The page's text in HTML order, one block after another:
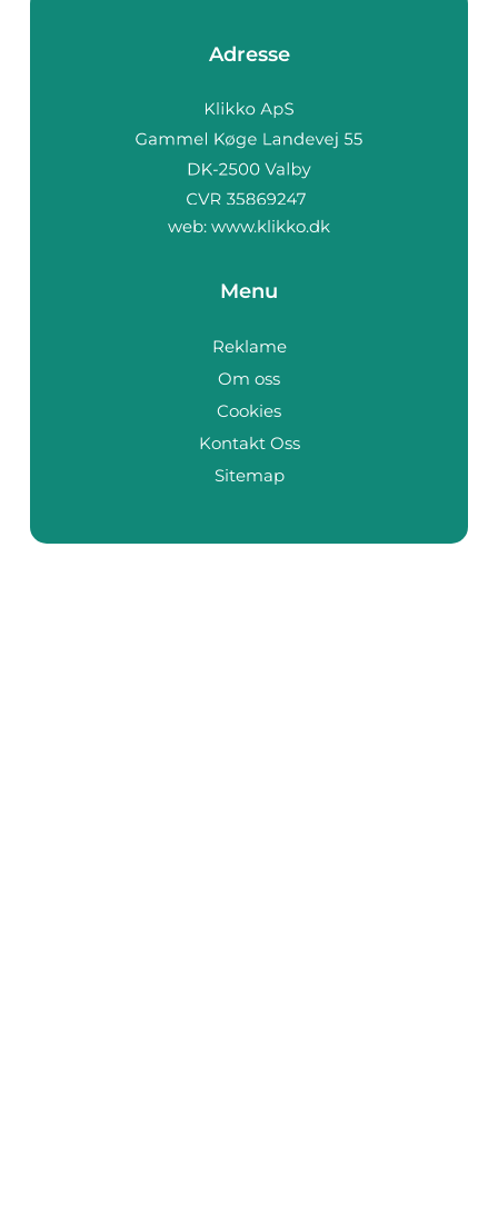
Adresse
web: www.klikko.dk
Menu
Reklame
Om oss
Cookies
Kontakt Oss
Sitemap